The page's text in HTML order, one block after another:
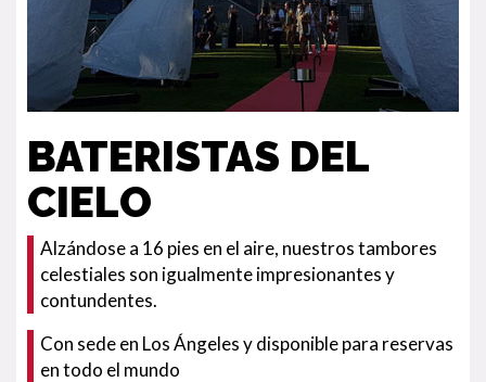
BATERISTAS DEL
CIELO
Alzándose a 16 pies en el aire, nuestros tambores
celestiales son igualmente impresionantes y
contundentes.
Con sede en Los Ángeles y disponible para reservas
en todo el mundo